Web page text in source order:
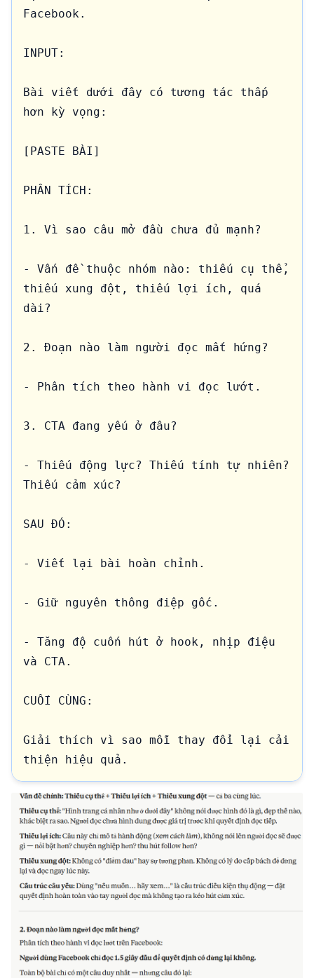
Facebook.
INPUT:
Bài viết dưới đây có tương tác thấp
hơn kỳ vọng:
[PASTE BÀI]
PHÂN TÍCH:
1. Vì sao câu mở đầu chưa đủ mạnh?
- Vấn đề thuộc nhóm nào: thiếu cụ thể,
thiếu xung đột, thiếu lợi ích, quá
dài?
2. Đoạn nào làm người đọc mất hứng?
- Phân tích theo hành vi đọc lướt.
3. CTA đang yếu ở đâu?
- Thiếu động lực? Thiếu tính tự nhiên?
Thiếu cảm xúc?
SAU ĐÓ:
- Viết lại bài hoàn chỉnh.
- Giữ nguyên thông điệp gốc.
- Tăng độ cuốn hút ở hook, nhịp điệu
và CTA.
CUỐI CÙNG:
Giải thích vì sao mỗi thay đổi lại cải
thiện hiệu quả.